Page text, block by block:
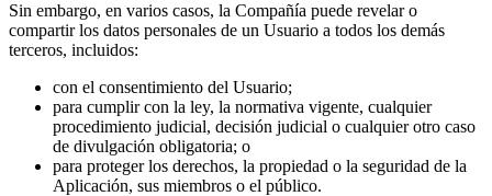
Sin embargo, en varios casos, la Compañía puede revelar o
compartir los datos personales de un Usuario a todos los demás
terceros, incluidos:
con el consentimiento del Usuario;
para cumplir con la ley, la normativa vigente, cualquier
procedimiento judicial, decisión judicial o cualquier otro caso
de divulgación obligatoria; o
para proteger los derechos, la propiedad o la seguridad de la
Aplicación, sus miembros o el público.